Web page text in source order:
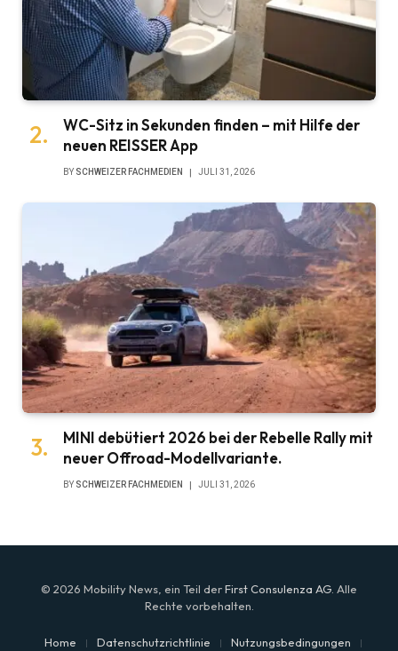
WC-Sitz in Sekunden finden – mit Hilfe der
neuen REISSER App
BY SCHWEIZER FACHMEDIEN JULI 31, 2026
MINI debütiert 2026 bei der Rebelle Rally mit
neuer Offroad-Modellvariante.
BY SCHWEIZER FACHMEDIEN JULI 31, 2026
© 2026 Mobility News, ein Teil derFirst Consulenza AG . Alle
Rechte vorbehalten.
Home Datenschutzrichtlinie Nutzungsbedingungen